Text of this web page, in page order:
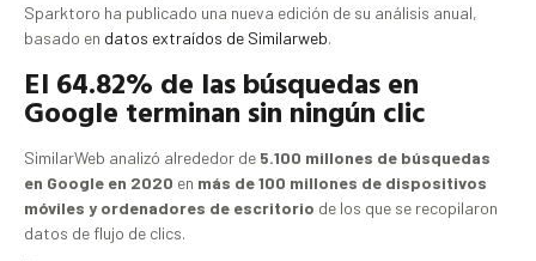
Sparktoro ha publicado una nueva edición de su análisis anual,
basado en datos extraídos de Similarweb.
El 64.82% de las búsquedas en
Google terminan sin ningún clic
SimilarWeb analizó alrededor de 5.100 millones de búsquedas
en Google en 2020 en más de 100 millones de dispositivos
móviles y ordenadores de escritorio de los que se recopilaron
datos de flujo de clics.